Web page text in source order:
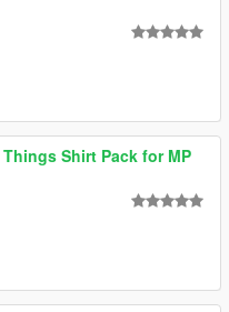
Shirt Pack for MP